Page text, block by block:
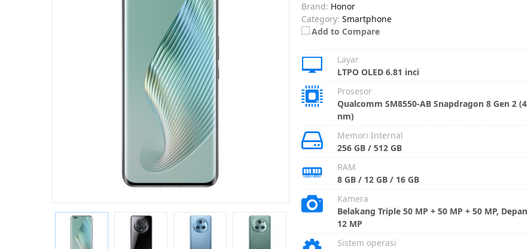
Brand: Honor
Category: Smartphone
Add to Compare
Layar
LTPO OLED 6.81 inci
Prosesor
Qualcomm SM8550-AB Snapdragon 8 Gen 2 (4
nm)
Memori Internal
256 GB / 512 GB
RAM
8 GB / 12 GB / 16 GB
Kamera
Belakang Triple 50 MP + 50 MP + 50 MP, Depan
12 MP
Sistem operasi